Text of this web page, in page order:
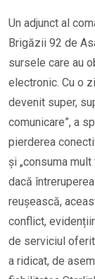
Un adjunct al
Brigăzii 92 de
sursele care au
electronic. Cu o
devenit super,
comunicare”, a
pierderea
și „consuma
dacă
reușească,
conflict,
de serviciul
a ridicat, de